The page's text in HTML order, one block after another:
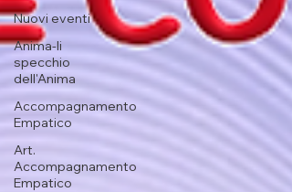
Nuovi eventi
Anima-li
specchio
dell'Anima
Accompagnamento
Empatico
Art.
Accompagnamento
Empatico